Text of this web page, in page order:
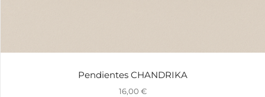
Pendientes CHANDRIKA
16,00 €